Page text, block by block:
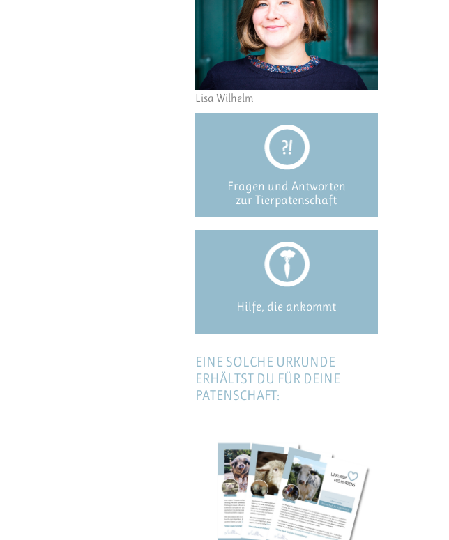
Lisa Wilhelm
Fragen und Antworten
zur Tierpatenschaft
Hilfe, die ankommt
EINE SOLCHE URKUNDE
ERHÄLTST DU FÜR DEINE
PATENSCHAFT: